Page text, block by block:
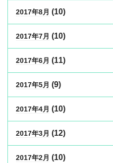
2017年8月 (10)
2017年7月 (10)
2017年6月 (11)
2017年5月 (9)
2017年4月 (10)
2017年3月 (12)
2017年2月 (10)